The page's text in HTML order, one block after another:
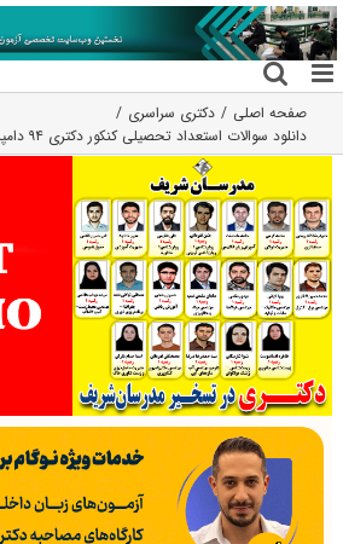
رفتن
به
محتوا
صفحه اصلی
دکتری سراسری
دانلود سوالات استعداد تحصیلی کنکور دکتری ۹۴ دامپزشکی